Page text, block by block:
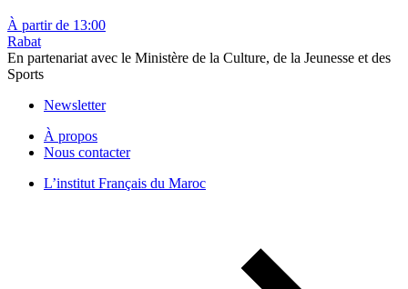
À partir de 13:00
Rabat
En partenariat avec le Ministère de la Culture, de la Jeunesse et des
Sports
Newsletter
À propos
Nous contacter
L’institut Français du Maroc